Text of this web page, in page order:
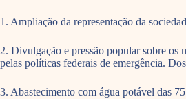
1. Ampliação da representação da
2. Divulgação e pressão popular sobre os
pelas políticas federais de emergência.
3. Abastecimento com água potável das